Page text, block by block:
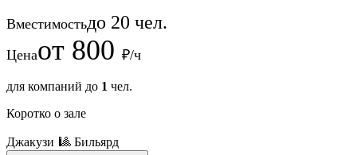
Вместимостьдо 20 чел.
Ценаот 800 ₽/ч
для компаний до 1 чел.
Коротко о зале
Джакузи 🎱 Бильярд